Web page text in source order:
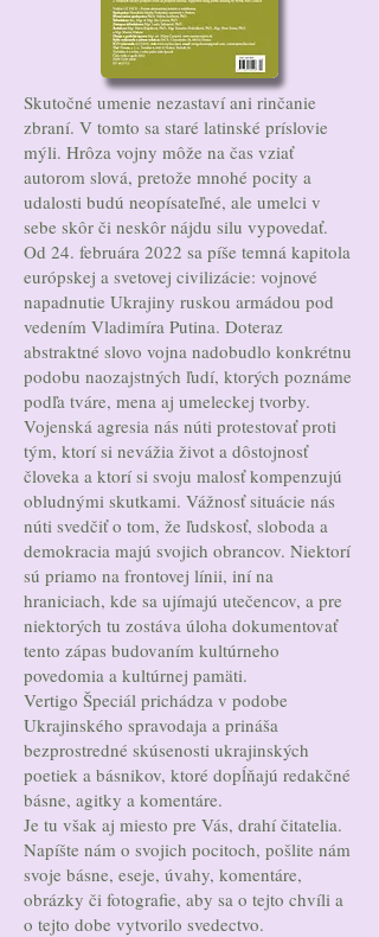
Skutočné umenie nezastaví ani rinčanie
zbraní. V tomto sa staré latinské príslovie
mýli. Hrôza vojny môže na čas vziať
autorom slová, pretože mnohé pocity a
udalosti budú neopísateľné, ale umelci v
sebe skôr či neskôr nájdu silu vypovedať.
Od 24. februára 2022 sa píše temná kapitola
európskej a svetovej civilizácie: vojnové
napadnutie Ukrajiny ruskou armádou pod
vedením Vladimíra Putina. Doteraz
abstraktné slovo vojna nadobudlo konkrétnu
podobu naozajstných ľudí, ktorých poznáme
podľa tváre, mena aj umeleckej tvorby.
Vojenská agresia nás núti protestovať proti
tým, ktorí si nevážia život a dôstojnosť
človeka a ktorí si svoju malosť kompenzujú
obludnými skutkami. Vážnosť situácie nás
núti svedčiť o tom, že ľudskosť, sloboda a
demokracia majú svojich obrancov. Niektorí
sú priamo na frontovej línii, iní na
hraniciach, kde sa ujímajú utečencov, a pre
niektorých tu zostáva úloha dokumentovať
tento zápas budovaním kultúrneho
povedomia a kultúrnej pamäti.
Vertigo Špeciál prichádza v podobe
Ukrajinského spravodaja a prináša
bezprostredné skúsenosti ukrajinských
poetiek a básnikov, ktoré dopĺňajú redakčné
básne, agitky a komentáre.
Je tu však aj miesto pre Vás, drahí čitatelia.
Napíšte nám o svojich pocitoch, pošlite nám
svoje básne, eseje, úvahy, komentáre,
obrázky či fotografie, aby sa o tejto chvíli a
o tejto dobe vytvorilo svedectvo.